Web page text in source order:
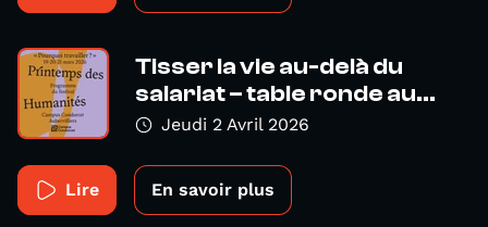
Tisser la vie au-delà du
salariat – table ronde au...
Jeudi 2 Avril 2026
Lire En savoir plus